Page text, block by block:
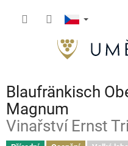
Blaufränkisch
Magnum
Vinařství Ernst